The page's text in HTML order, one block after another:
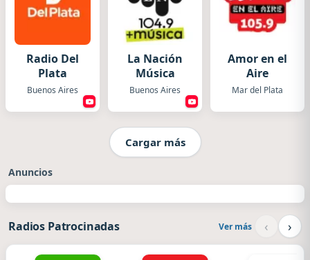
Radio Del
Plata
Buenos Aires
La Nación
Música
Buenos Aires
Amor en el
Aire
Mar del Plata
Cargar más
Anuncios
Radios Patrocinadas Ver más ‹ ›